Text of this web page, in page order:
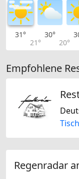
31°
21°
30°
20°
Empfohlene
Regenradar